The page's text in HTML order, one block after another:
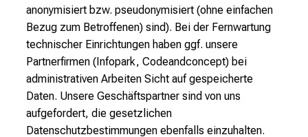
anonymisiert bzw. pseudonymisiert (ohne einfachen
Bezug zum Betroffenen) sind). Bei der Fernwartung
technischer Einrichtungen haben ggf. unsere
Partnerfirmen (Infopark, Codeandconcept) bei
administrativen Arbeiten Sicht auf gespeicherte
Daten. Unsere Geschäftspartner sind von uns
aufgefordert, die gesetzlichen
Datenschutzbestimmungen ebenfalls einzuhalten.